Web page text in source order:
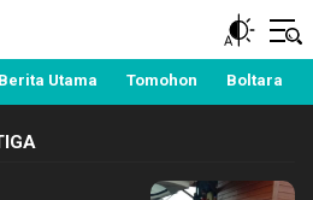
Utara, Kawanua, Politik,
Kriminal dan Nasional
Berita Utama Tomohon Boltara